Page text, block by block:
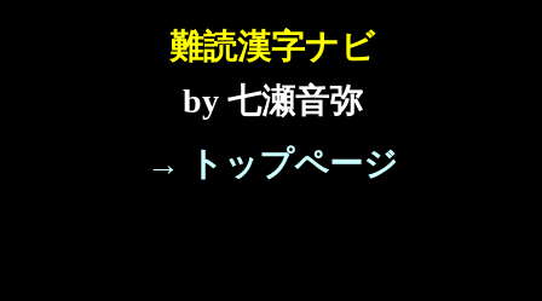
難読漢字ナビ
by 七瀬音弥
→ トップページ